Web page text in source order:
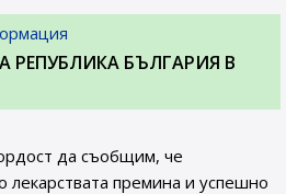
РЕПУБЛИКА БЪЛГАРИЯ В
да съобщим, че
лекарствата премина и успешно